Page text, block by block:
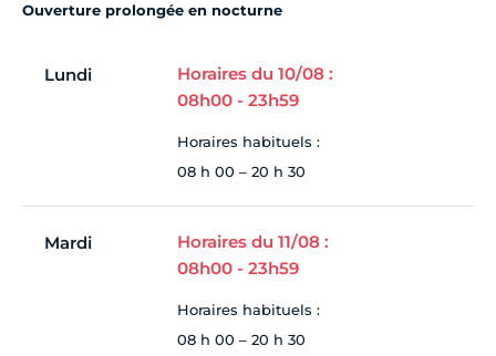
Ouverture prolongée en nocturne
Lundi
Horaires du 10/08 :
08h00 - 23h59
Horaires habituels :
08 h 00 – 20 h 30
Mardi
Horaires du 11/08 :
08h00 - 23h59
Horaires habituels :
08 h 00 – 20 h 30